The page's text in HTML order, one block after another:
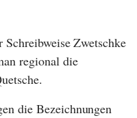
Zwetschke
regional die
die Bezeichnungen